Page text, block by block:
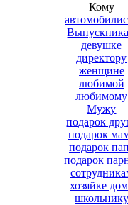
Кому
девушке
директору
женщине
любимой
любимому
Мужу
подарок
подарок
подарок
подарок
хозяйке
школьнику